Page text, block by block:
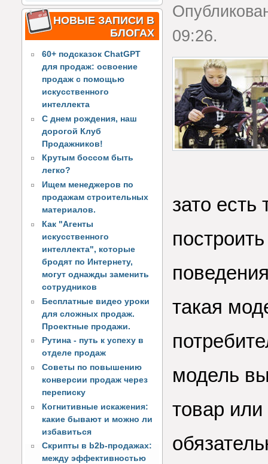
НОВЫЕ ЗАПИСИ В
БЛОГАХ
60+ подсказок ChatGPT
для продаж: освоение
продаж с помощью
искусственного
интеллекта
С днем рождения, наш
дорогой Клуб
Продажников!
Крутым боссом быть
легко?
Ищем менеджеров по
продажам строительных
материалов.
Как "Агенты
искусственного
интеллекта", которые
бродят по Интернету,
могут однажды заменить
сотрудников
Бесплатные видео уроки
для сложных продаж.
Проектные продажи.
Рутина - путь к успеху в
отделе продаж
Советы по повышению
конверсии продаж через
переписку
Когнитивные искажения:
какие бывают и можно ли
избавиться
Скрипты в b2b-продажах:
между эффективностью
09:26.
зато есть
такая
модель
товар или